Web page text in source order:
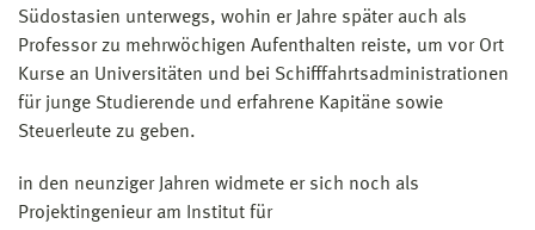
Südostasien unterwegs, wohin er Jahre später auch als
Professor zu mehrwöchigen Aufenthalten reiste, um vor Ort
Kurse an Universitäten und bei Schifffahrtsadministrationen
für junge Studierende und erfahrene Kapitäne sowie
Steuerleute zu geben.
in den neunziger Jahren widmete er sich noch als
Projektingenieur am Institut für